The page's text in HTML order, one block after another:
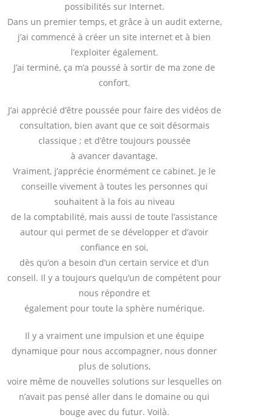
possibilités sur Internet.
Dans un premier temps, et grâce à un audit externe,
j’ai commencé à créer un site internet et à bien
l’exploiter également.
J’ai terminé, ça m’a poussé à sortir de ma zone de
confort.
J’ai apprécié d’être poussée pour faire des vidéos de
consultation, bien avant que ce soit désormais
classique ; et d’être toujours poussée
à avancer davantage.
Vraiment, j’apprécie énormément ce cabinet. Je le
conseille vivement à toutes les personnes qui
souhaitent à la fois au niveau
de la comptabilité, mais aussi de toute l’assistance
autour qui permet de se développer et d’avoir
confiance en soi,
dès qu’on a besoin d’un certain service et d’un
conseil. Il y a toujours quelqu’un de compétent pour
nous répondre et
également pour toute la sphère numérique.
Il y a vraiment une impulsion et une équipe
dynamique pour nous accompagner, nous donner
plus de solutions,
voire même de nouvelles solutions sur lesquelles on
n’avait pas pensé aller dans le domaine ou qui
bouge avec du futur. Voilà.